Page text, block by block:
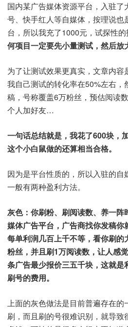
国内某广告媒体资源平台，入驻
号、快手红人等自媒体，按理说也
台，所以我充了1000元，试探性
何项目一定要先小量测试，然后放
为了让测试效果更真实，文章内
我自己测试的转化率在50%左右
稿，号称覆盖6万粉丝，预估阅读
个人加好友…
一句话总结就是，我花了600块，
这个小白鼠做的还算相当合格。
因为是平台性质的，所以入驻的自
一般有两种盈利方法。
灰色：你刷粉、刷阅读数、养一阵
媒体广告平台，广告商找你发稿你
每单利润几百上千不等，看你刷
粉丝，并且刷1万阅读数，让人感
条广告最少报价三五千块，这就是
刷号的费用。
上面的灰色做法是目前普遍存在的
刷，而且刷的号很难识别，就导致